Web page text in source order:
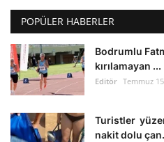
POPÜLER HABERLER
Bodrumlu
kırılamayan ...
Editör Temmuz
Turistler
nakit dolu